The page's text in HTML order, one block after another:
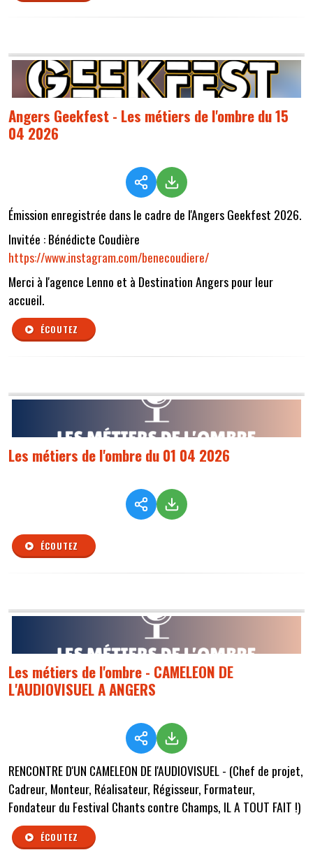
Angers Geekfest - Les métiers de l'ombre du 15
04 2026
Émission enregistrée dans le cadre de l'Angers Geekfest 2026.
Invitée : Bénédicte Coudière
https://www.instagram.com/benecoudiere/
Merci à l'agence Lenno et à Destination Angers pour leur
accueil.
ÉCOUTEZ
Les métiers de l'ombre du 01 04 2026
ÉCOUTEZ
Les métiers de l'ombre - CAMELEON DE
L'AUDIOVISUEL A ANGERS
RENCONTRE D'UN CAMELEON DE l'AUDIOVISUEL - (Chef de projet,
Cadreur, Monteur, Réalisateur, Régisseur, Formateur,
Fondateur du Festival Chants contre Champs, IL A TOUT FAIT !)
ÉCOUTEZ